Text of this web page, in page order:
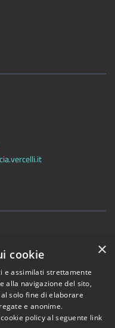
Mappa del sito
di feedback
Link Utili
Powered byMunicipium•
×
cookie
e assimilati strettamente
alla navigazione del sito,
solo fine di elaborare
e anonime.
policy al seguente link